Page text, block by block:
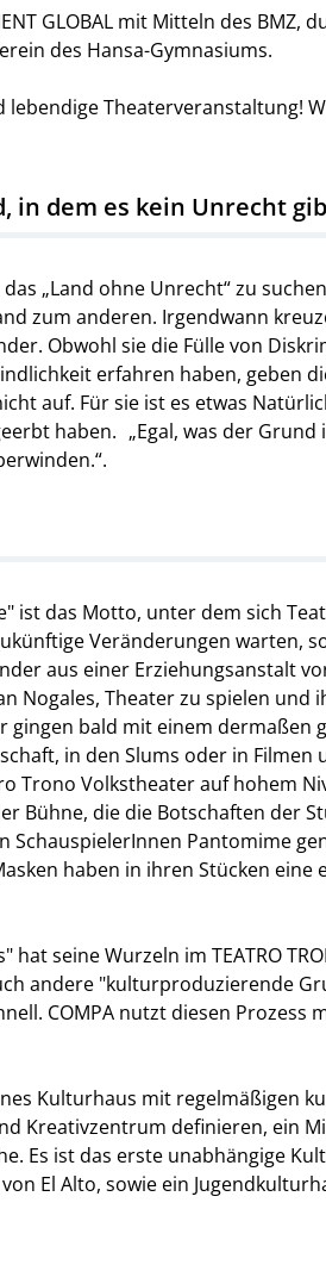
GLOBAL mit Mitteln des BMZ,
des Hansa-Gymnasiums.
Theaterveranstaltung!
in dem es kein Unrecht
„Land ohne Unrecht“ zu
zum anderen. Irgendwann
Obwohl sie die Fülle von
erfahren haben, geben
auf. Für sie ist es etwas
haben. „Egal, was der Grund
ist das Motto, unter dem sich
Veränderungen warten,
aus einer Erziehungsanstalt
Nogales, Theater zu spielen und
bald mit einem dermaßen
in den Slums oder in Filmen
Trono Volkstheater auf hohem
Bühne, die die Botschaften der
Pantomime
haben in ihren Stücken eine
seine Wurzeln im TEATRO
andere "kulturproduzierende
COMPA nutzt diesen
Kulturhaus mit regelmäßigen
Kreativzentrum definieren, ein
Es ist das erste unabhängige
El Alto, sowie ein